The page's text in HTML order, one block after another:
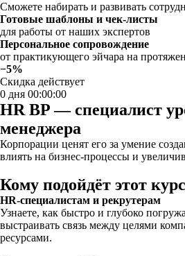
Сможете набирать и развивать
Готовые шаблоны и чек-листы
для работы от наших экспертов
Персональное сопровождение
от практикующего эйчара на
−5%
Скидка действует
0 дня 00:00:00
HR BP — специалист
менеджера
Корпорации ценят его за умение
влиять на бизнес-процессы и
Кому подойдёт этот курс
HR-специалистам и рекрутерам
Узнаете, как быстро и глубоко
выстраивать связь между целями
ресурсами.